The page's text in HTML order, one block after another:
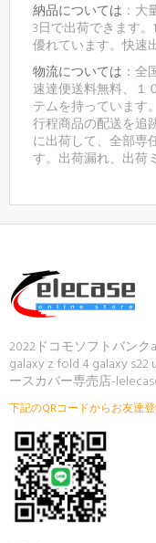
納品については ：
3日で出荷できます
優れています。快速
物流については ：
速達便送料無料、１
テムを持っています
行程商品の配送を追
に出荷して、全部専
す。出荷漏れ、出荷
2022ドコモソフトバンク
galaxy z fold 4 galaxy
ースカバー専売店-
下記のQRコードからお友達